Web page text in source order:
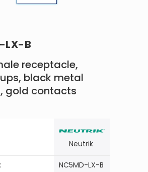
LX-B
receptacle,
black metal
gold contacts
Neutrik
NC5MD-LX-B